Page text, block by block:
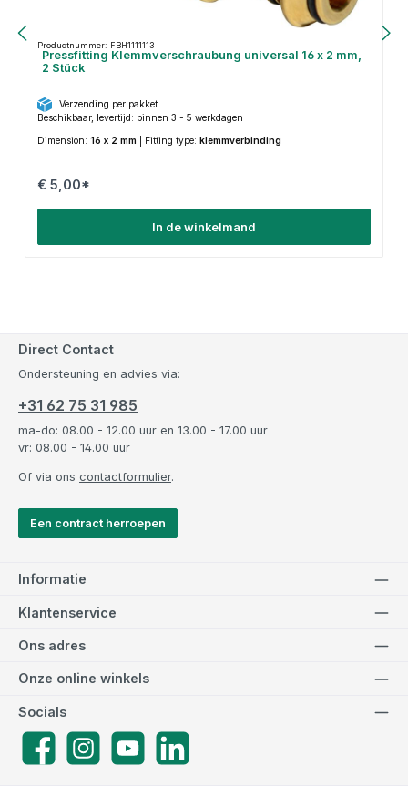
Productnummer: FBH1111113
Pressfitting Klemmverschraubung universal 16 x 2 mm,
2 Stück
Verzending per pakket
Beschikbaar, levertijd: binnen 3 - 5 werkdagen
Dimension: 16 x 2 mm Fitting type: klemmverbinding
€ 5,00*
In de winkelmand
Direct Contact
Ondersteuning en advies via:
+31 62 75 31 985
ma-do: 08.00 - 12.00 uur en 13.00 - 17.00 uur
vr: 08.00 - 14.00 uur
Of via ons contactformulier.
Een contract herroepen
Informatie
Klantenservice
Ons adres
Socials
FacebookInstagramYouTube
Onze online winkels